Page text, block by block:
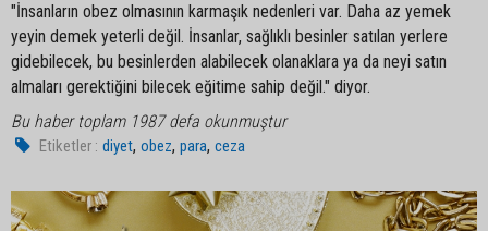
"İnsanların obez olmasının karmaşık nedenleri var. Daha az yemek
yeyin demek yeterli değil. İnsanlar, sağlıklı besinler satılan yerlere
gidebilecek, bu besinlerden alabilecek olanaklara ya da neyi satın
almaları gerektiğini bilecek eğitime sahip değil." diyor.
Bu haber toplam 1987 defa okunmuştur
Etiketler : diyet,obez,para,ceza